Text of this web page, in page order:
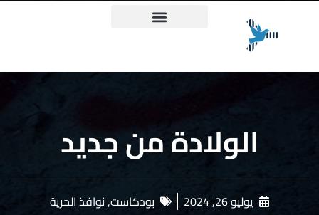
الولادة من جديد
يوليو 26, 2024 بودكاست,نوافذ الحرية